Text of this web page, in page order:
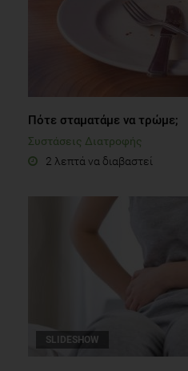
Πότε σταματάμε να τρώμε;
Συστάσεις Διατροφής
2 λεπτά να διαβαστεί
SLIDESHOW